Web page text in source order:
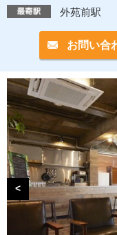
外苑前駅
お問い合
<